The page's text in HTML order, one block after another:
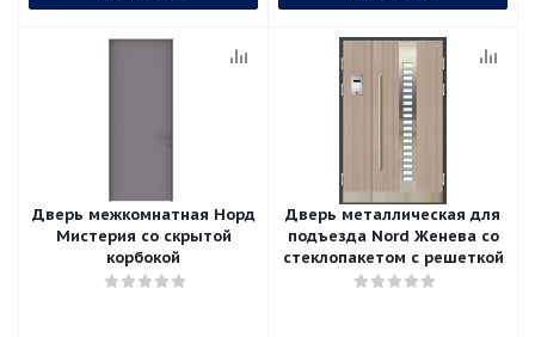
Дверь межкомнатная Норд
Мистерия со скрытой
корбокой
Дверь металлическая для
подъезда Nord Женева со
стеклопакетом с решеткой